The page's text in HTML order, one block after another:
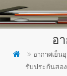
อ
อากาศเย็น
รับประกันสอ